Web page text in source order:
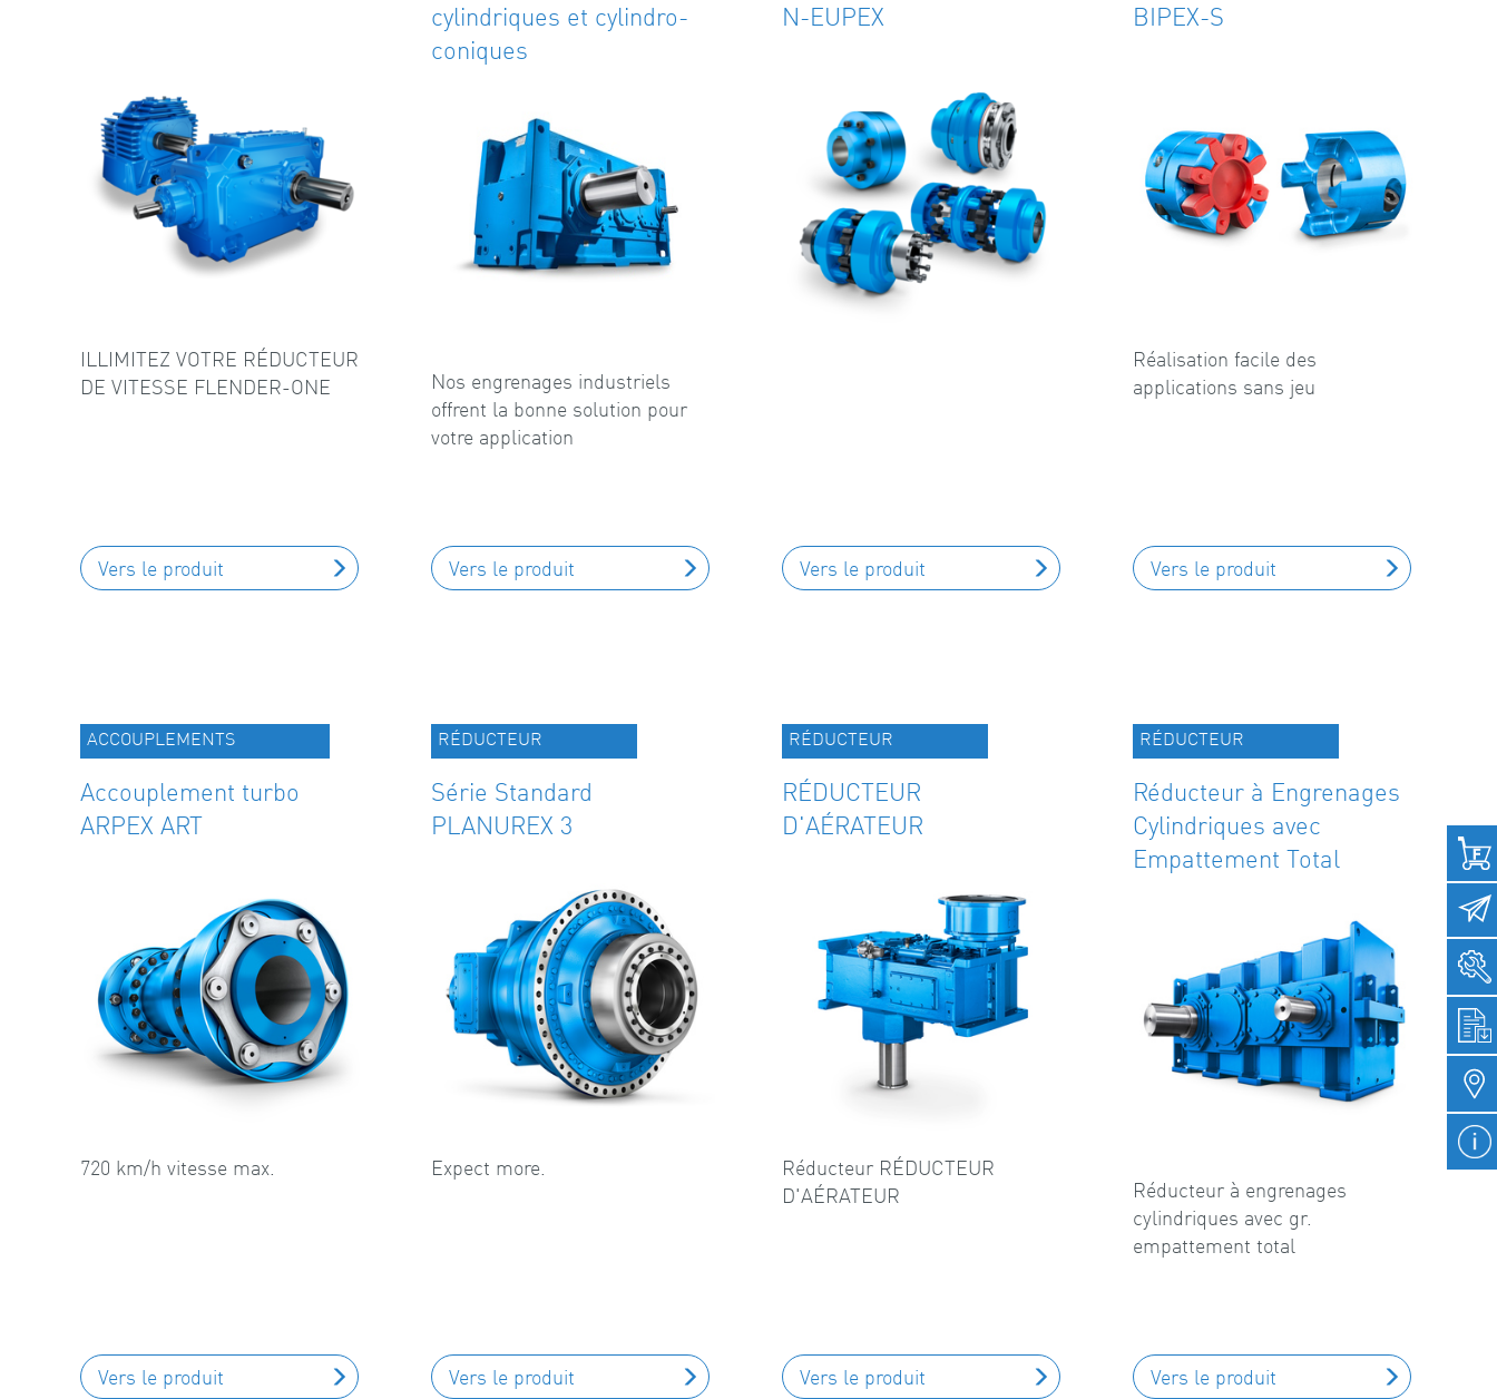
ILLIMITEZ VOTRE RÉDUCTEUR
DE VITESSE FLENDER-ONE
Vers le produit
cylindriques et cylindro-
coniques
Nos engrenages industriels
offrent la bonne solution pour
votre application
Vers le produit
N-EUPEX
Vers le produit
BIPEX-S
Réalisation facile des
applications sans jeu
Vers le produit
ACCOUPLEMENTS
Accouplement turbo
ARPEX ART
720 km/h vitesse max.
Vers le produit
RÉDUCTEUR
Série Standard
PLANUREX 3
Expect more.
Vers le produit
RÉDUCTEUR
RÉDUCTEUR
D'AÉRATEUR
Réducteur RÉDUCTEUR
D'AÉRATEUR
Vers le produit
RÉDUCTEUR
Réducteur à Engrenages
Cylindriques avec
Empattement Total
Réducteur à engrenages
cylindriques avec gr.
empattement total
Vers le produit